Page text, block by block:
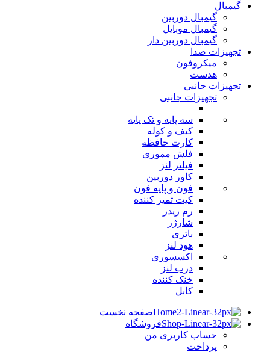
گیمبال
گیمبال دوربین
گیمبال موبایل
گیمبال دوربین دار
تجهیزات صدا
میکروفون
هدست
تجهیزات جانبی
تجهیزات جانبی
سه پایه و تک پایه
کیف و کوله
کارت حافظه
فلش مموری
فیلتر لنز
کاور دوربین
فون و پایه فون
کیت تمیز کننده
رم ریدر
شارژر
باتری
هود لنز
اکسسوری
درب لنز
خنک کننده
کابل
صفحه نخست
فروشگاه
حساب کاربری من
پرداخت